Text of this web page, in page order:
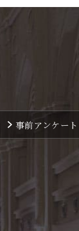
事前アンケート